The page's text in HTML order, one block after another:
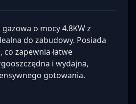
o mocy 4.8KW z
do zabudowy. Posiada
co zapewnia łatwe
i wydajna,
gotowania.